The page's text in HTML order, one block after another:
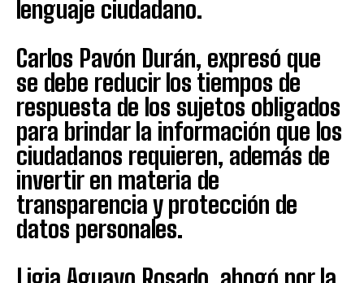
lenguaje ciudadano.
Carlos Pavón Durán, expresó que
se debe reducir los tiempos de
respuesta de los sujetos obligados
para brindar la información que los
ciudadanos requieren, además de
invertir en materia de
transparencia y protección de
datos personales.